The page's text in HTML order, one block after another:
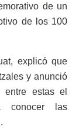
de un
de los 100
explicó que
y anunció
entre estas el
conocer las